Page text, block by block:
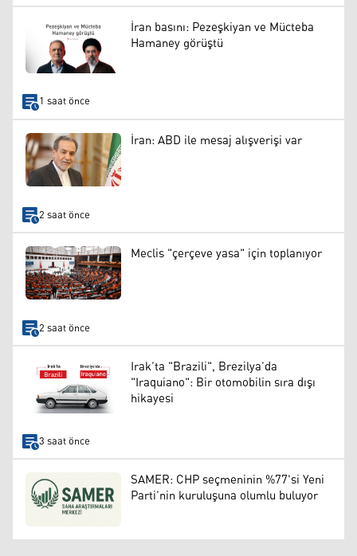
İran basını: Pezeşkiyan ve Mücteba
Hamaney görüştü
1 saat önce
İran: ABD ile mesaj alışverişi var
2 saat önce
Meclis "çerçeve yasa" için toplanıyor
2 saat önce
Irak’ta "Brazili", Brezilya’da
"Iraquiano": Bir otomobilin sıra dışı
hikayesi
3 saat önce
SAMER: CHP seçmeninin %77'si Yeni
Parti’nin kuruluşuna olumlu buluyor